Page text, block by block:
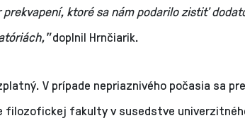
prekvapení, ktoré sa nám podarilo zistiť
doplnil Hrnčiarik.
V prípade nepriaznivého počasia sa
filozofickej fakulty v susedstve